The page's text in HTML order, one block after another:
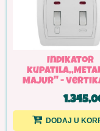
Indikator
MAJUR'' -
DODAJ U